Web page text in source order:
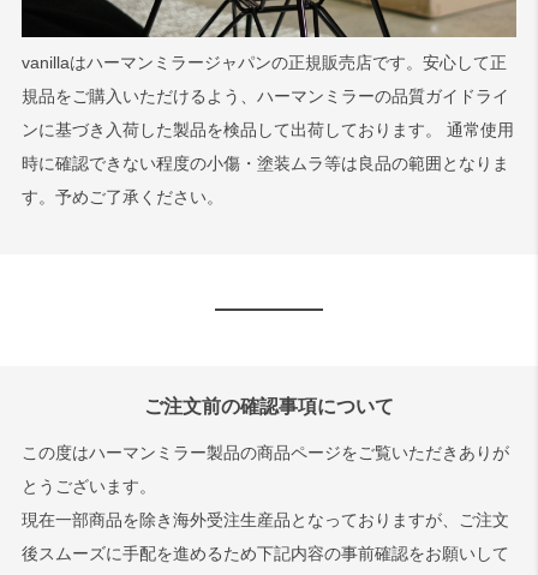
vanillaはハーマンミラージャパンの正規販売店です。安心して正
規品をご購入いただけるよう、ハーマンミラーの品質ガイドライ
ンに基づき入荷した製品を検品して出荷しております。 通常使用
時に確認できない程度の小傷・塗装ムラ等は良品の範囲となりま
す。予めご了承ください。
ご注文前の確認事項について
この度はハーマンミラー製品の商品ページをご覧いただきありが
とうございます。
現在一部商品を除き海外受注生産品となっておりますが、ご注文
後スムーズに手配を進めるため下記内容の事前確認をお願いして